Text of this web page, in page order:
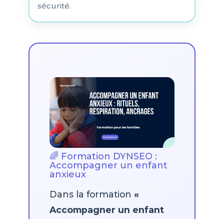
sécurité.
🌈 Formation DYNSEO :
Accompagner un enfant
anxieux
Dans la formation «
Accompagner un enfant